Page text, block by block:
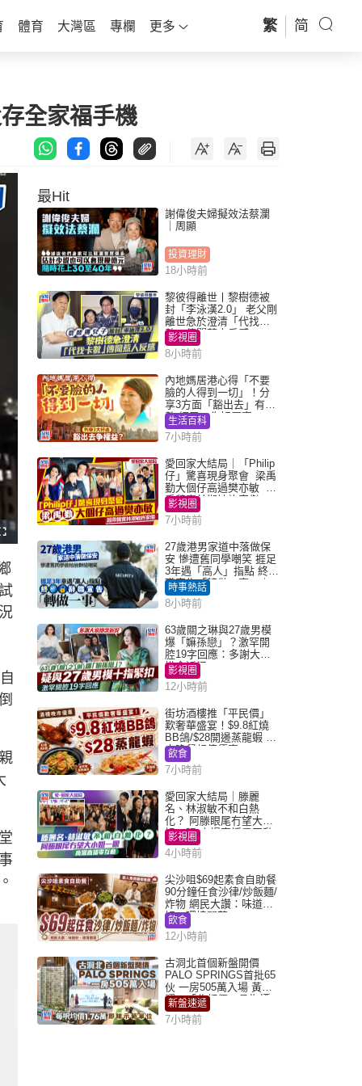
體育 大灣區 專欄 更多 繁 简
全家福手機
F
u
l
s
c
r
e
n
最Hit
謝偉俊夫婦擬效法蔡瀾
｜周顯
投資理財
18小時前
黎彼得離世丨黎樹德被
封「李泳漢2.0」 老父剛
離世急於澄清「代找卡
數」傳聞惹人反感
影視圈
8小時前
內地媽居港心得「不要
臉的人得到一切」！分
享3方面「豁出去」有著
數 網民：你好厲害
生活百科
7小時前
愛回家大結局｜「Philip
仔」驚喜現身聚會 梁禹
勤大個仔高過樊亦敏 超
乖黐實林淑敏許家傑
影視圈
7小時前
27歲港男家道中落做保
安 慘遭舊同學嘲笑 捱足
3年遇「高人」指點 終辭
職宣告「轉做一事」｜
Juicy叮
時事熱話
8小時前
63歲關之琳與27歲男模
爆「嫲孫戀」？激罕開
腔19字回應：多謝大家
掛念近況
影視圈
12小時前
街坊酒樓推「平民價」
歎奢華盛宴！$9.8紅燒
BB鴿/$28開邊蒸龍蝦 3
大晚餐超值優惠
飲食
7小時前
愛回家大結局｜滕麗
名、林淑敏不和白熱
化？ 阿滕眼尾冇望大小
姐一眼 商場直播零互動
影視圈
4小時前
尖沙咀$69起素食自助餐
90分鐘任食沙律/炒飯麵/
炸物 網民大讚：味道
好，環境闊落
飲食
12小時前
古洞北首個新盤開價
PALO SPRINGS首批65
伙 一房505萬入場 黃光
耀：「北都價」具指標
作用
新盤速遞
7小時前